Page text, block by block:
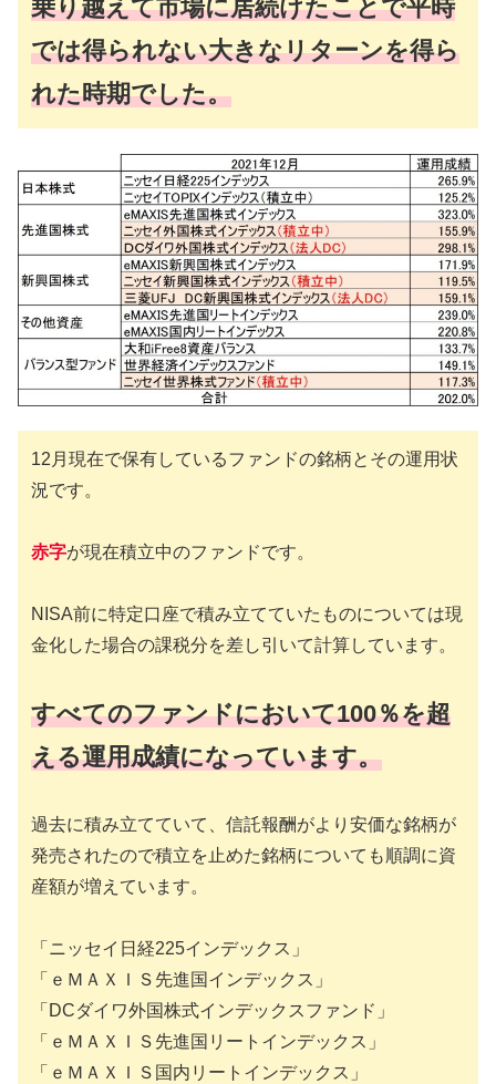
乗り越えて市場に居続けたことで平時
では得られない大きなリターンを得ら
れた時期でした。
12月現在で保有しているファンドの銘柄とその運用状
況です。
赤字が現在積立中のファンドです。
NISA前に特定口座で積み立てていたものについては現
金化した場合の課税分を差し引いて計算しています。
すべてのファンドにおいて100％を超
える運用成績になっています。
過去に積み立てていて、信託報酬がより安価な銘柄が
発売されたので積立を止めた銘柄についても順調に資
産額が増えています。
「ニッセイ日経225インデックス」
「ｅＭＡＸＩＳ先進国インデックス」
「DCダイワ外国株式インデックスファンド」
「ｅＭＡＸＩＳ先進国リートインデックス」
「ｅＭＡＸＩＳ国内リートインデックス」